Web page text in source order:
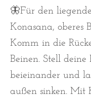
🦋Für den
Konasana, oberes
Komm in die
Beinen. Stell
beieinander und
außen sinken. Mit